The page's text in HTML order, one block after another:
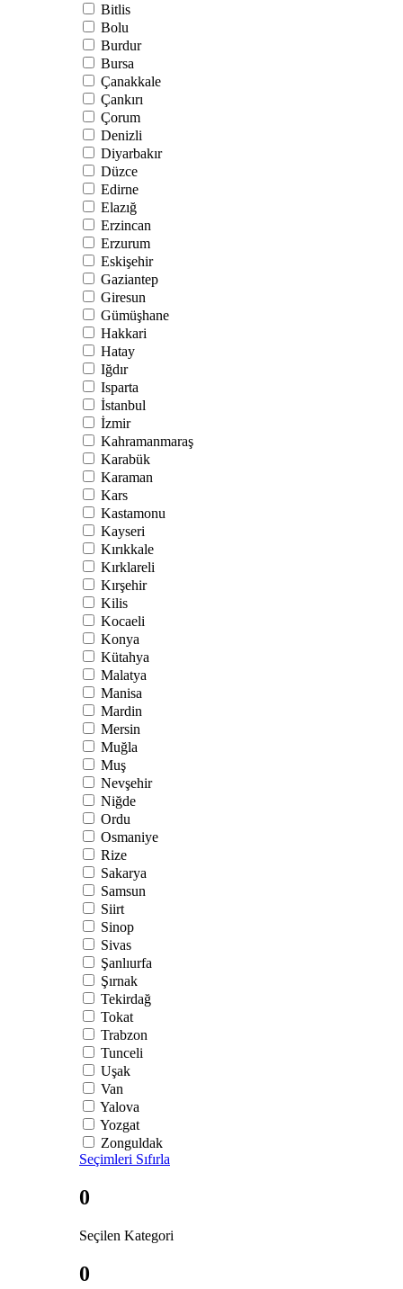
Bitlis
Bolu
Burdur
Bursa
Çanakkale
Çankırı
Çorum
Denizli
Diyarbakır
Düzce
Edirne
Elazığ
Erzincan
Erzurum
Eskişehir
Gaziantep
Giresun
Gümüşhane
Hakkari
Hatay
Iğdır
Isparta
İstanbul
İzmir
Kahramanmaraş
Karabük
Karaman
Kars
Kastamonu
Kayseri
Kırıkkale
Kırklareli
Kırşehir
Kilis
Kocaeli
Konya
Kütahya
Malatya
Manisa
Mardin
Mersin
Muğla
Muş
Nevşehir
Niğde
Ordu
Osmaniye
Rize
Sakarya
Samsun
Siirt
Sinop
Sivas
Şanlıurfa
Şırnak
Tekirdağ
Tokat
Trabzon
Tunceli
Uşak
Van
Yalova
Yozgat
Zonguldak
Seçimleri Sıfırla
0
Seçilen Kategori
0